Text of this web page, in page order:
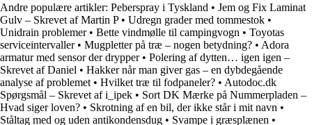
Andre populære artikler: Peberspray i Tyskland • Jem og Fix Laminat
Gulv – Skrevet af Martin P• Udregn grader med tommestok •
Unidrain problemer• Bette vindmølle til campingvogn • Toyotas
serviceintervaller• Mugpletter på træ – nogen betydning? • Adora
armatur med sensor der drypper• Polering af dytten… igen igen –
Skrevet af Daniel • Hakker når man giver gas – en dybdegående
analyse af problemet • Hvilket træ til fodpaneler? • Autodoc.dk
Spørgsmål – Skrevet af i_ipek • Sort DK Mærke på Nummerpladen –
Hvad siger loven? • Skrotning af en bil, der ikke står i mit navn •
Ståltag med og uden antikondensdug • Svampe i græsplænen •